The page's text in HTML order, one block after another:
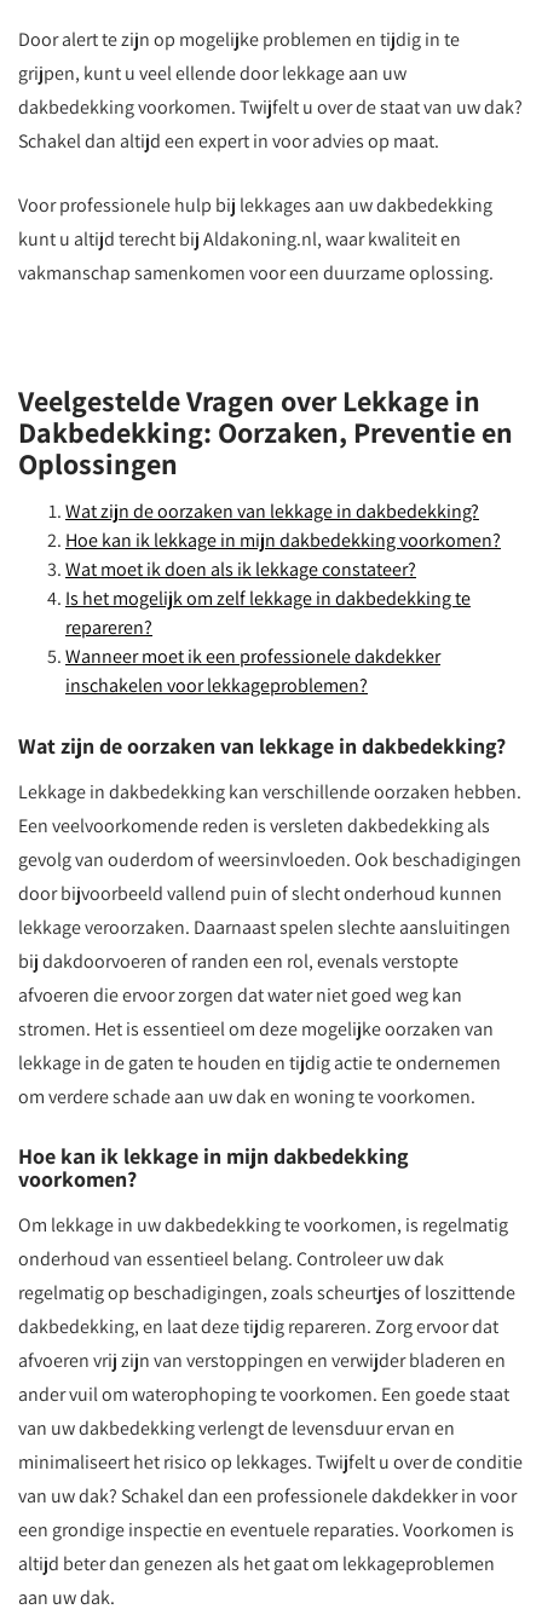
Door alert te zijn op mogelijke problemen en tijdig in te
grijpen, kunt u veel ellende door lekkage aan uw
dakbedekking voorkomen. Twijfelt u over de staat van uw dak?
Schakel dan altijd een expert in voor advies op maat.
Voor professionele hulp bij lekkages aan uw dakbedekking
kunt u altijd terecht bij Aldakoning.nl, waar kwaliteit en
vakmanschap samenkomen voor een duurzame oplossing.
Veelgestelde Vragen over Lekkage in
Dakbedekking: Oorzaken, Preventie en
Oplossingen
Wat zijn de oorzaken van lekkage in dakbedekking?
Hoe kan ik lekkage in mijn dakbedekking voorkomen?
Wat moet ik doen als ik lekkage constateer?
Is het mogelijk om zelf lekkage in dakbedekking te
repareren?
Wanneer moet ik een professionele dakdekker
inschakelen voor lekkageproblemen?
Wat zijn de oorzaken van lekkage in dakbedekking?
Lekkage in dakbedekking kan verschillende oorzaken hebben.
Een veelvoorkomende reden is versleten dakbedekking als
gevolg van ouderdom of weersinvloeden. Ook beschadigingen
door bijvoorbeeld vallend puin of slecht onderhoud kunnen
lekkage veroorzaken. Daarnaast spelen slechte aansluitingen
bij dakdoorvoeren of randen een rol, evenals verstopte
afvoeren die ervoor zorgen dat water niet goed weg kan
stromen. Het is essentieel om deze mogelijke oorzaken van
lekkage in de gaten te houden en tijdig actie te ondernemen
om verdere schade aan uw dak en woning te voorkomen.
Hoe kan ik lekkage in mijn dakbedekking
voorkomen?
Om lekkage in uw dakbedekking te voorkomen, is regelmatig
onderhoud van essentieel belang. Controleer uw dak
regelmatig op beschadigingen, zoals scheurtjes of loszittende
dakbedekking, en laat deze tijdig repareren. Zorg ervoor dat
afvoeren vrij zijn van verstoppingen en verwijder bladeren en
ander vuil om waterophoping te voorkomen. Een goede staat
van uw dakbedekking verlengt de levensduur ervan en
minimaliseert het risico op lekkages. Twijfelt u over de conditie
van uw dak? Schakel dan een professionele dakdekker in voor
een grondige inspectie en eventuele reparaties. Voorkomen is
altijd beter dan genezen als het gaat om lekkageproblemen
aan uw dak.